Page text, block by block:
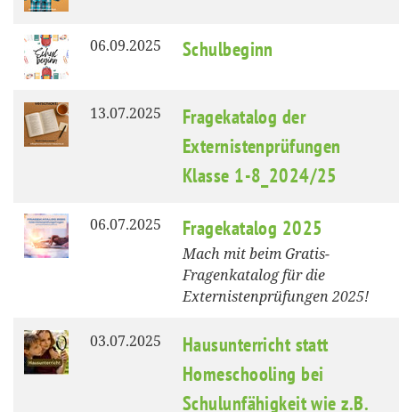
06.09.2025 Schulbeginn
13.07.2025
Fragekatalog der
Externistenprüfungen
Klasse 1-8_2024/25
06.07.2025 Fragekatalog 2025
Mach mit beim Gratis-
Fragenkatalog für die
Externistenprüfungen 2025!
03.07.2025
Hausunterricht statt
Homeschooling bei
Schulunfähigkeit wie z.B.